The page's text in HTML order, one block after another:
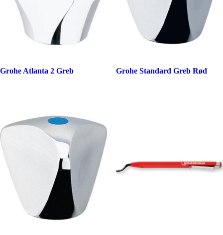
Grohe Atlanta 2 Greb Grohe Standard Greb Rød